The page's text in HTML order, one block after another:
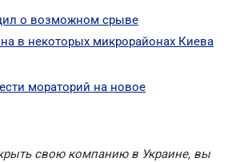
о возможном срыве
в некоторых микрорайонах Киева
мораторий на новое
свою компанию в Украине, вы